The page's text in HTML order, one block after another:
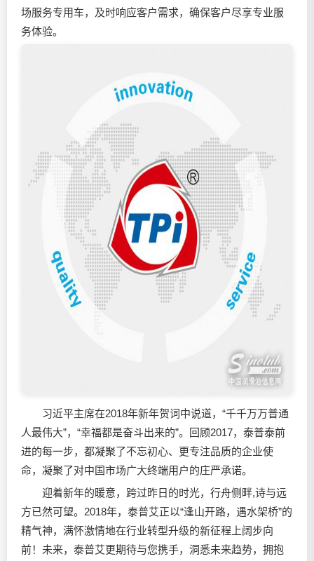
场服务专用车，及时响应客户需求，确保客户尽享专业服
务体验。
习近平主席在2018年新年贺词中说道，“千千万万普通
人最伟大”，“幸福都是奋斗出来的”。回顾2017，泰普泰前
进的每一步，都凝聚了不忘初心、更专注品质的企业使
命，凝聚了对中国市场广大终端用户的庄严承诺。
迎着新年的暖意，跨过昨日的时光，行舟侧畔,诗与远
方已然可望。2018年，泰普艾正以“逢山开路，遇水架桥”的
精气神，满怀激情地在行业转型升级的新征程上阔步向
前！未来，泰普艾更期待与您携手，洞悉未来趋势，拥抱